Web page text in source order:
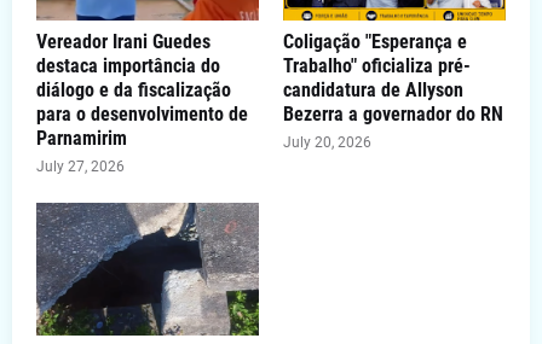
Vereador Irani Guedes
destaca importância do
diálogo e da fiscalização
para o desenvolvimento de
Parnamirim
July 27, 2026
Coligação "Esperança e
Trabalho" oficializa pré-
candidatura de Allyson
Bezerra a governador do RN
July 20, 2026